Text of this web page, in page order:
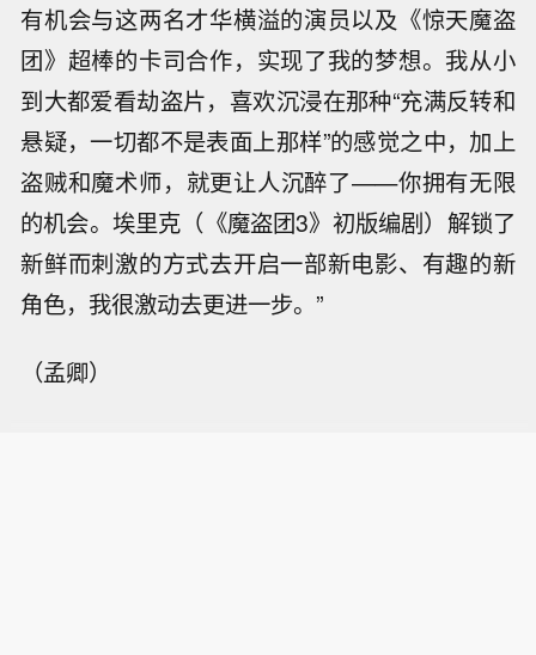
有机会与这两名才华横溢的演员以及《惊天魔盗
团》超棒的卡司合作，实现了我的梦想。我从小
到大都爱看劫盗片，喜欢沉浸在那种“充满反转和
悬疑，一切都不是表面上那样”的感觉之中，加上
盗贼和魔术师，就更让人沉醉了——你拥有无限
的机会。埃里克（《魔盗团3》初版编剧）解锁了
新鲜而刺激的方式去开启一部新电影、有趣的新
角色，我很激动去更进一步。”
（孟卿）